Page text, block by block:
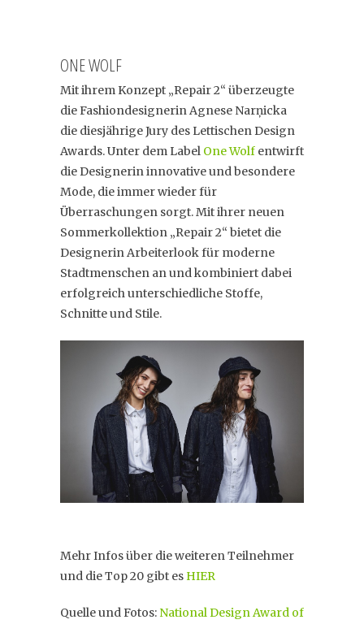
ONE WOLF
Mit ihrem Konzept „Repair 2“ überzeugte
die Fashiondesignerin Agnese Narņicka
die diesjährige Jury des Lettischen Design
Awards. Unter dem Label One Wolf entwirft
die Designerin innovative und besondere
Mode, die immer wieder für
Überraschungen sorgt. Mit ihrer neuen
Sommerkollektion „Repair 2“ bietet die
Designerin Arbeiterlook für moderne
Stadtmenschen an und kombiniert dabei
erfolgreich unterschiedliche Stoffe,
Schnitte und Stile.
Mehr Infos über die weiteren Teilnehmer
und die Top 20 gibt es HIER
Quelleund Fotos: National Design Award of